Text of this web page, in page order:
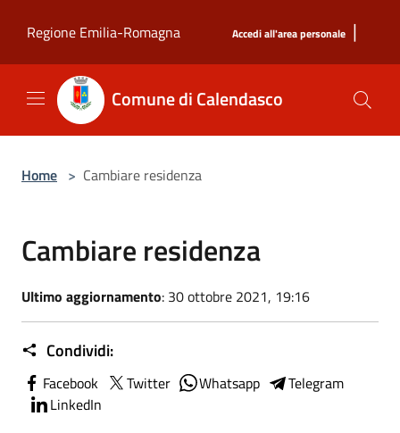
Regione Emilia-Romagna
Accedi all'area personale |
Comune di Calendasco
Home > Cambiare residenza
Cambiare residenza
Ultimo aggiornamento: 30 ottobre 2021, 19:16
Condividi:
Facebook Twitter Whatsapp
Telegram
LinkedIn